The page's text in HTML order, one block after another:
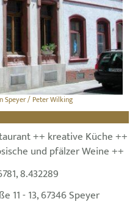
Speyer / Peter Wilking
++ kreative Küche ++
und pfälzer Weine ++
8.432289
11 - 13, 67346 Speyer